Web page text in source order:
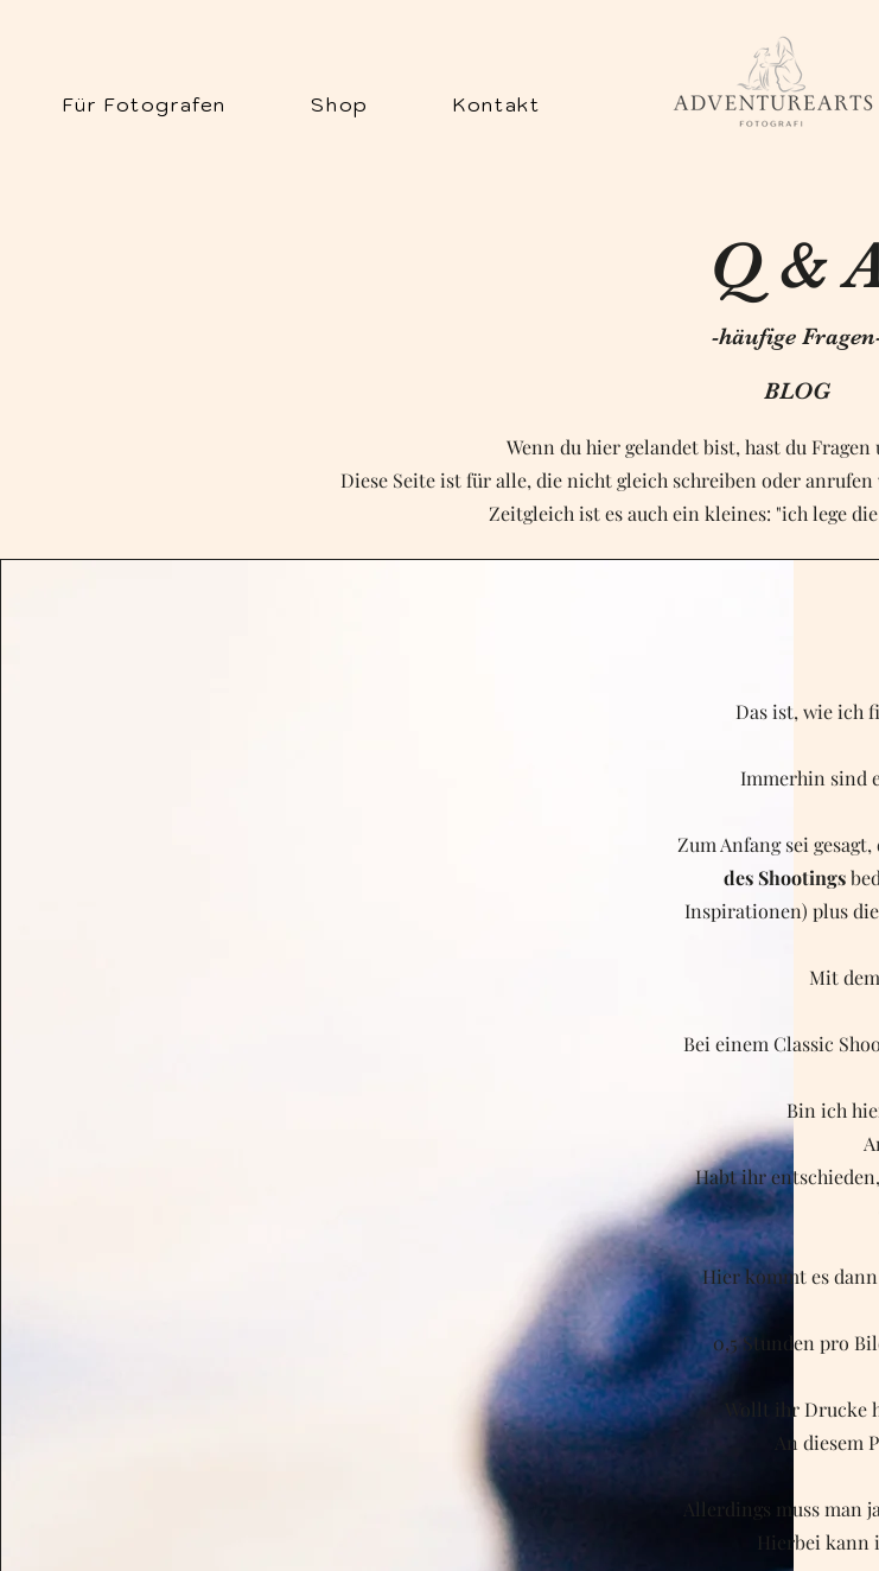
Für Fotografen Shop Kontakt
Q &
-häufige
BLOG
Wenn du hier gelandet bist, hast du
Diese Seite ist für alle, die nicht gleich schreiben oder
Zeitgleich ist es auch ein kleines: "ich lege
Das ist, wie ich
Immerhin sind
Zum Anfang sei
des Shootings
Inspirationen) plus
Mit
Bei einem Classic
Bin ich
Habt ihr
Hier kommt es
0,5 Stunden pro
Wollt ihr Drucke
An diesem
Allerdings muss man
Hierbei kann